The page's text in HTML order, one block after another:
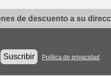
de descuento a su
Suscribir
Política de privacidad